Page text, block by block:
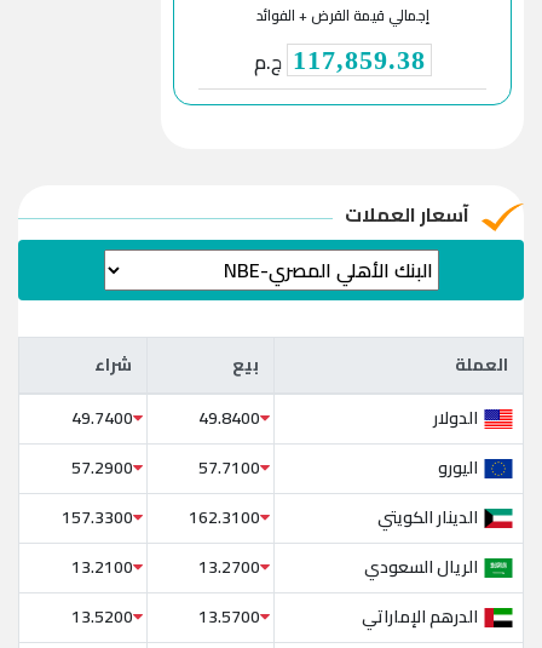
إجمالي قيمة القرض + الفوائد
117,859.38 ج.م
آسعار العملات
العملة بيع شراء العملة بيع
شراء
الدولار
49.8400
49.7400
اليورو
57.7100
57.2900
الدينار الكويتي
162.3100
157.3300
الريال السعودي
13.2700
13.2100
الدرهم الإماراتي
13.5700
13.5200